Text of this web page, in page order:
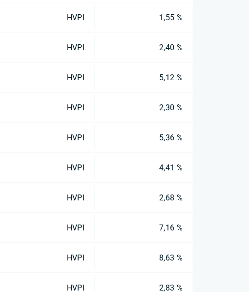
HVPI 1,55 %
HVPI 2,40 %
HVPI 5,12 %
HVPI 2,30 %
HVPI 5,36 %
HVPI 4,41 %
HVPI 2,68 %
HVPI 7,16 %
HVPI 8,63 %
HVPI 2,83 %